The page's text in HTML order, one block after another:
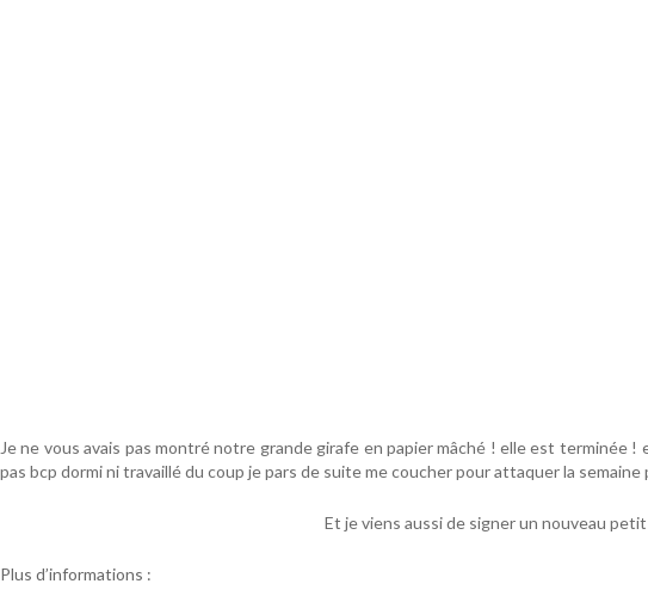
Je ne vous avais pas montré notre grande girafe en papier mâché ! elle est terminée
pas bcp dormi ni travaillé du coup je pars de suite me coucher pour attaquer la
Et je viens aussi de signer un nouveau
Plus d’informations :